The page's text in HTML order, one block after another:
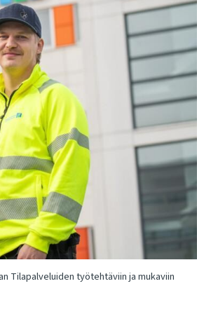
Tilapalveluiden työtehtäviin ja mukaviin